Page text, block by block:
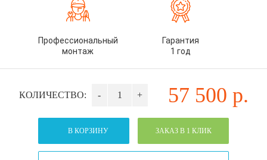
Профессиональный
монтаж
Гарантия
1 год
КОЛИЧЕСТВО: - + 57 500 р.
В КОРЗИНУ ЗАКАЗ В 1 КЛИК